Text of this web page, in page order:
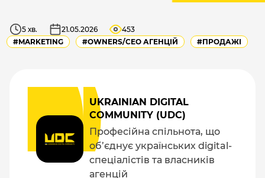
#MARKETING #OWNERS/СEO АГЕНЦІЙ #ПРОДАЖІ
5 хв. 21.05.2026 453
UKRAINIAN DIGITAL
COMMUNITY (UDC)
Професійна спільнота, що
об’єднує українських digital-
спеціалістів та власників
агенцій